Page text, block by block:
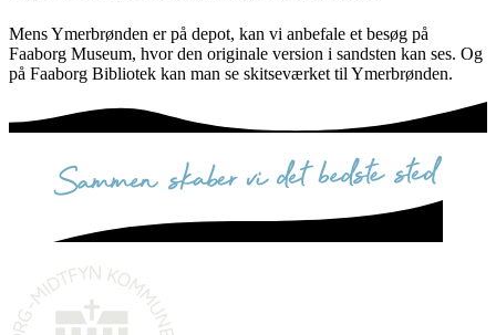
Mens Ymerbrønden er på depot, kan vi anbefale et besøg på
Faaborg Museum, hvor den originale version i sandsten kan ses. Og
på Faaborg Bibliotek kan man se skitseværket til Ymerbrønden.
sammen skaber vi det bedste sted